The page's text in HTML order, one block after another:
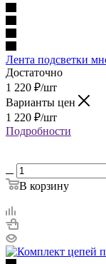
Лента подсветки
Достаточно
1 220 ₽/шт
Варианты цен
1 220 ₽/шт
Подробности
В корзину